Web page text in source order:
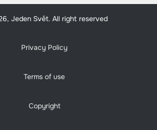
Jeden Svět. All right reserved
Privacy Policy
Terms of use
Copyright